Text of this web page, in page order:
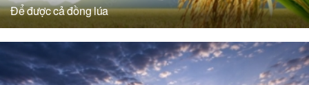
Để được cả đồng lúa